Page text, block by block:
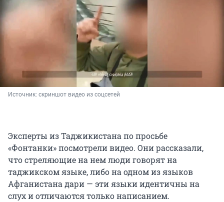
Источник: скриншот видео из соцсетей
Эксперты из Таджикистана по просьбе
«Фонтанки» посмотрели видео. Они рассказали,
что стреляющие на нем люди говорят на
таджикском языке, либо на одном из языков
Афганистана дари — эти языки идентичны на
слух и отличаются только написанием.